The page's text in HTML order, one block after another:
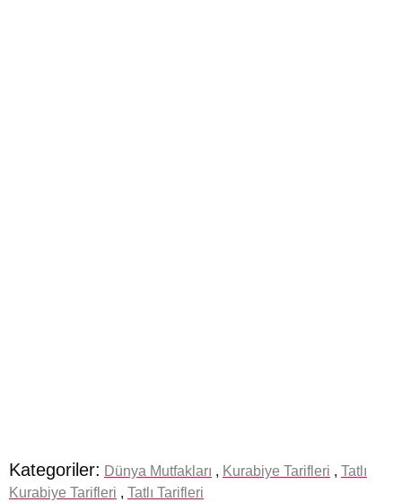
Kategoriler: Dünya Mutfakları , Kurabiye Tarifleri , Tatlı
Kurabiye Tarifleri , Tatlı Tarifleri